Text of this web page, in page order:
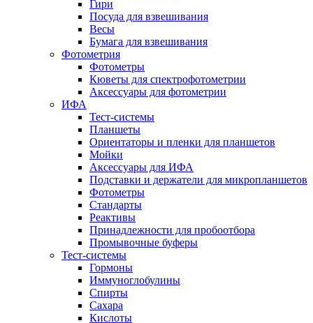
Гири
Посуда для взвешивания
Весы
Бумага для взвешивания
Фотометрия
Фотометры
Кюветы для спектрофотометрии
Аксессуары для фотометрии
ИФА
Тест-системы
Планшеты
Ориентаторы и пленки для планшетов
Мойки
Аксессуары для ИФА
Подставки и держатели для микропланшетов
Фотометры
Стандарты
Реактивы
Принадлежности для пробоотбора
Промывочные буферы
Тест-системы
Гормоны
Иммуноглобулины
Спирты
Сахара
Кислоты